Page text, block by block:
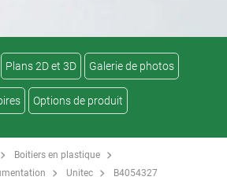
Plans 2D et 3D Galerie de photos
Options de produit
Boitiers en plastique
Unitec B4054327